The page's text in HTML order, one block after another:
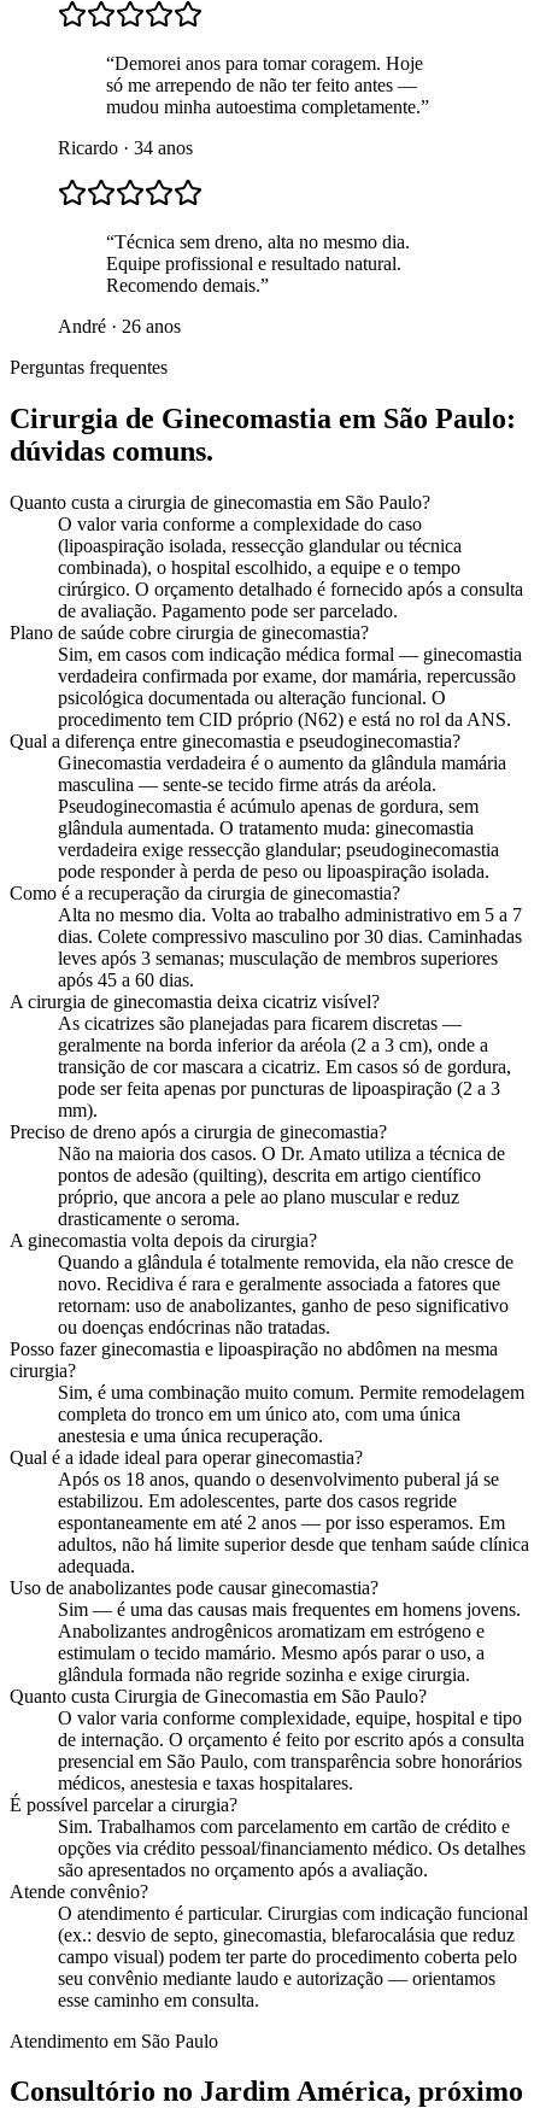
“Demorei anos para tomar coragem. Hoje
só me arrependo de não ter feito antes —
mudou minha autoestima completamente.”
Ricardo · 34 anos
“Técnica sem dreno, alta no mesmo dia.
Equipe profissional e resultado natural.
Recomendo demais.”
André · 26 anos
Perguntas frequentes
Cirurgia de Ginecomastia em São Paulo:
dúvidas comuns.
Quanto custa a cirurgia de ginecomastia em São Paulo?
O valor varia conforme a complexidade do caso
(lipoaspiração isolada, ressecção glandular ou técnica
combinada), o hospital escolhido, a equipe e o tempo
cirúrgico. O orçamento detalhado é fornecido após a consulta
de avaliação. Pagamento pode ser parcelado.
Plano de saúde cobre cirurgia de ginecomastia?
Sim, em casos com indicação médica formal — ginecomastia
verdadeira confirmada por exame, dor mamária, repercussão
psicológica documentada ou alteração funcional. O
procedimento tem CID próprio (N62) e está no rol da ANS.
Qual a diferença entre ginecomastia e pseudoginecomastia?
Ginecomastia verdadeira é o aumento da glândula mamária
masculina — sente-se tecido firme atrás da aréola.
Pseudoginecomastia é acúmulo apenas de gordura, sem
glândula aumentada. O tratamento muda: ginecomastia
verdadeira exige ressecção glandular; pseudoginecomastia
pode responder à perda de peso ou lipoaspiração isolada.
Como é a recuperação da cirurgia de ginecomastia?
Alta no mesmo dia. Volta ao trabalho administrativo em 5 a 7
dias. Colete compressivo masculino por 30 dias. Caminhadas
leves após 3 semanas; musculação de membros superiores
após 45 a 60 dias.
A cirurgia de ginecomastia deixa cicatriz visível?
As cicatrizes são planejadas para ficarem discretas —
geralmente na borda inferior da aréola (2 a 3 cm), onde a
transição de cor mascara a cicatriz. Em casos só de gordura,
pode ser feita apenas por puncturas de lipoaspiração (2 a 3
mm).
Preciso de dreno após a cirurgia de ginecomastia?
Não na maioria dos casos. O Dr. Amato utiliza a técnica de
pontos de adesão (quilting), descrita em artigo científico
próprio, que ancora a pele ao plano muscular e reduz
drasticamente o seroma.
A ginecomastia volta depois da cirurgia?
Quando a glândula é totalmente removida, ela não cresce de
novo. Recidiva é rara e geralmente associada a fatores que
retornam: uso de anabolizantes, ganho de peso significativo
ou doenças endócrinas não tratadas.
Posso fazer ginecomastia e lipoaspiração no abdômen na mesma
cirurgia?
Sim, é uma combinação muito comum. Permite remodelagem
completa do tronco em um único ato, com uma única
anestesia e uma única recuperação.
Qual é a idade ideal para operar ginecomastia?
Após os 18 anos, quando o desenvolvimento puberal já se
estabilizou. Em adolescentes, parte dos casos regride
espontaneamente em até 2 anos — por isso esperamos. Em
adultos, não há limite superior desde que tenham saúde clínica
adequada.
Uso de anabolizantes pode causar ginecomastia?
Sim — é uma das causas mais frequentes em homens jovens.
Anabolizantes androgênicos aromatizam em estrógeno e
estimulam o tecido mamário. Mesmo após parar o uso, a
glândula formada não regride sozinha e exige cirurgia.
Quanto custa Cirurgia de Ginecomastia em São Paulo?
O valor varia conforme complexidade, equipe, hospital e tipo
de internação. O orçamento é feito por escrito após a consulta
presencial em São Paulo, com transparência sobre honorários
médicos, anestesia e taxas hospitalares.
É possível parcelar a cirurgia?
Sim. Trabalhamos com parcelamento em cartão de crédito e
opções via crédito pessoal/financiamento médico. Os detalhes
são apresentados no orçamento após a avaliação.
Atende convênio?
O atendimento é particular. Cirurgias com indicação funcional
(ex.: desvio de septo, ginecomastia, blefarocalásia que reduz
campo visual) podem ter parte do procedimento coberta pelo
seu convênio mediante laudo e autorização — orientamos
esse caminho em consulta.
Atendimento em São Paulo
Consultório no Jardim América, próximo